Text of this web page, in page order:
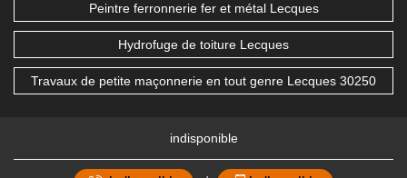
Peintre ferronnerie fer et métal Lecques
Hydrofuge de toiture Lecques
Travaux de petite maçonnerie en tout genre Lecques 30250
indisponible